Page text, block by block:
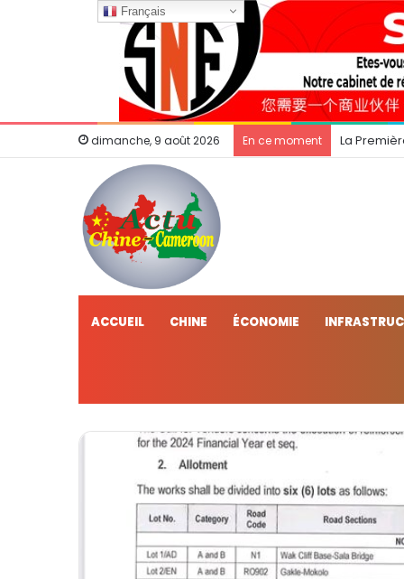
dimanche, 9 août 2026 En ce moment La
ACCUEIL CHINE ÉCONOMIE
Français